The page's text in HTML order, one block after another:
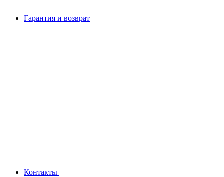
Гарантия и возврат
Контакты